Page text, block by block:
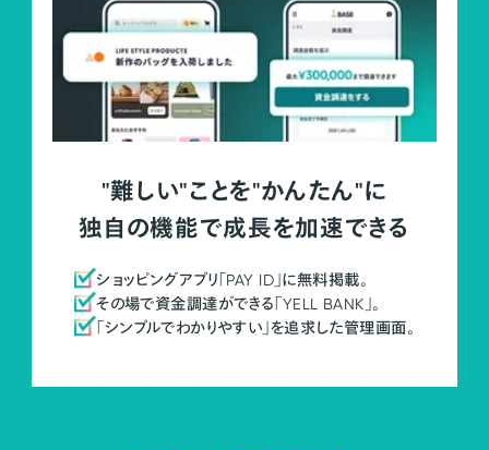
"難しい"ことを"かんたん"に
独自の機能で成長を加速できる
ショッピングアプリ「PAY ID」に無料掲載。
その場で資金調達ができる「YELL BANK」。
「シンプルでわかりやすい」を追求した管理画面。